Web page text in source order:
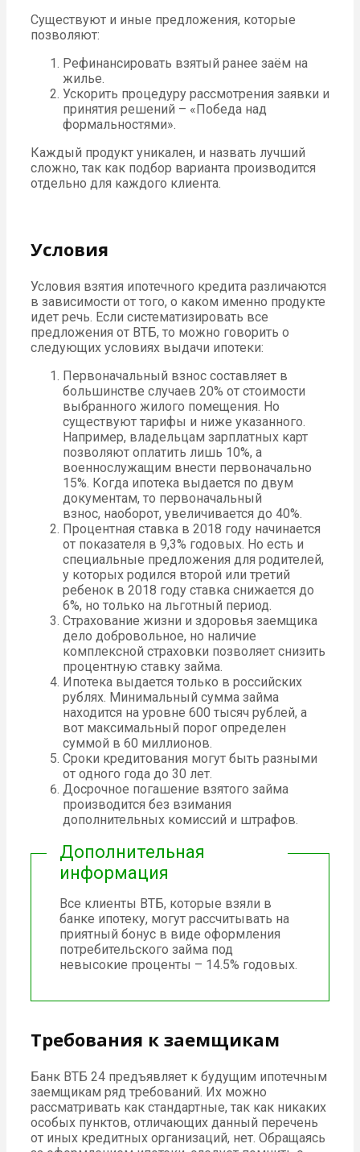
Существуют и иные предложения, которые
позволяют:
Рефинансировать взятый ранее заём на
жилье.
Ускорить процедуру рассмотрения заявки и
принятия решений – «Победа над
формальностями».
Каждый продукт уникален, и назвать лучший
сложно, так как подбор варианта производится
отдельно для каждого клиента.
Условия
Условия взятия ипотечного кредита различаются
в зависимости от того, о каком именно продукте
идет речь. Если систематизировать все
предложения от ВТБ, то можно говорить о
следующих условиях выдачи ипотеки:
Первоначальный взнос составляет в
большинстве случаев 20% от стоимости
выбранного жилого помещения. Но
существуют тарифы и ниже указанного.
Например, владельцам зарплатных карт
позволяют оплатить лишь 10%, а
военнослужащим внести первоначально
15%. Когда ипотека выдается по двум
документам, то первоначальный
взнос, наоборот, увеличивается до 40%.
Процентная ставка в 2018 году начинается
от показателя в 9,3% годовых. Но есть и
специальные предложения для родителей,
у которых родился второй или третий
ребенок в 2018 году ставка снижается до
6%, но только на льготный период.
Страхование жизни и здоровья заемщика
дело добровольное, но наличие
комплексной страховки позволяет снизить
процентную ставку займа.
Ипотека выдается только в российских
рублях. Минимальный сумма займа
находится на уровне 600 тысяч рублей, а
вот максимальный порог определен
суммой в 60 миллионов.
Сроки кредитования могут быть разными
от одного года до 30 лет.
Досрочное погашение взятого займа
производится без взимания
дополнительных комиссий и штрафов.
Дополнительная
информация
Все клиенты ВТБ, которые взяли в
банке ипотеку, могут рассчитывать на
приятный бонус в виде оформления
потребительского займа под
невысокие проценты – 14.5% годовых.
Требования к заемщикам
Банк ВТБ 24 предъявляет к будущим ипотечным
заемщикам ряд требований. Их можно
рассматривать как стандартные, так как никаких
особых пунктов, отличающих данный перечень
от иных кредитных организаций, нет. Обращаясь